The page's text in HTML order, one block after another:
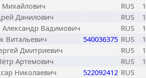
Михайлович RUS
Данилович RUS
Александр Вадимович RUS
Витальевич 540036375 RUS
Дмитриевич RUS
Артемович RUS
Николаевич 522092412 RUS